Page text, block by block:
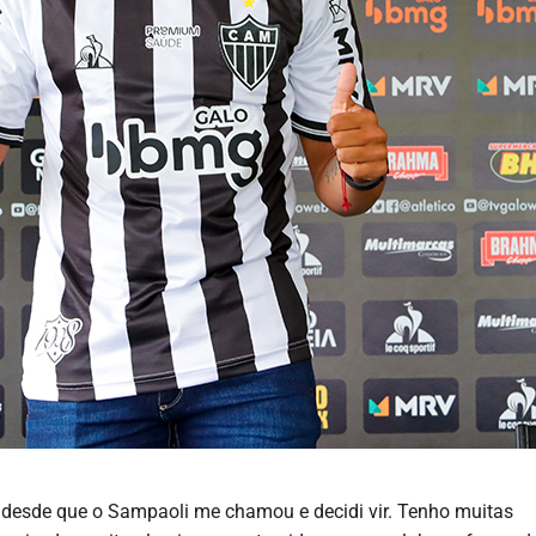
que o Sampaoli me chamou e decidi vir. Tenho muitas